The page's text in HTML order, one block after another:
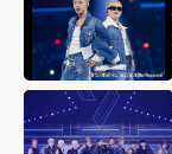
loading="lazy"
fetchpriority="h
igh">